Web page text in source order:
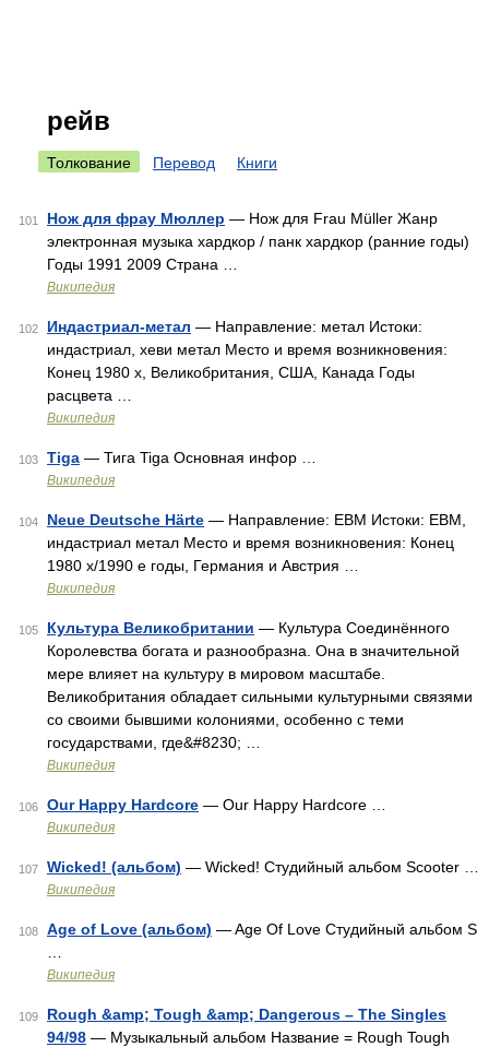
рейв
Толкование Перевод Книги
101 Нож для фрау Мюллер — Нож для Frau Müller Жанр
электронная музыка хардкор / панк хардкор (ранние годы)
Годы 1991 2009 Страна …
Википедия
102 Индастриал-метал — Направление: метал Истоки:
индастриал, хеви метал Место и время возникновения:
Конец 1980 х, Великобритания, США, Канада Годы
расцвета …
Википедия
103 Tiga — Тига Tiga Основная инфор …
Википедия
104 Neue Deutsche Härte — Направление: EBM Истоки: EBM,
индастриал метал Место и время возникновения: Конец
1980 х/1990 е годы, Германия и Австрия …
Википедия
105 Культура Великобритании — Культура Соединённого
Королевства богата и разнообразна. Она в значительной
мере влияет на культуру в мировом масштабе.
Великобритания обладает сильными культурными связями
со своими бывшими колониями, особенно с теми
государствами, где&#8230; …
Википедия
106 Our Happy Hardcore — Our Happy Hardcore …
Википедия
107 Wicked! (альбом) — Wicked! Студийный альбом Scooter …
Википедия
108 Age of Love (альбом) — Age Of Love Студийный альбом S
Википедия
109
Rough &amp; Tough &amp; Dangerous – The Singles
94/98 — Музыкальный альбом Название = Rough Tough